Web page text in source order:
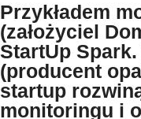
Przykładem
(założyciel
StartUp
(producent
startup
monitoringu i